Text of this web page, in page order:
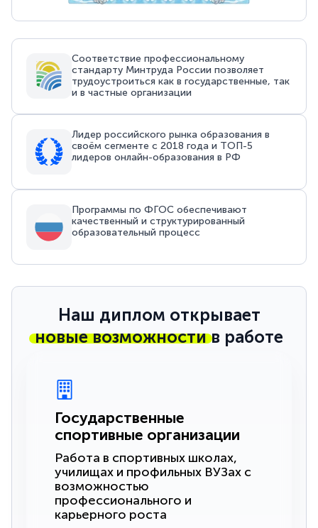
Соответствие профессиональному
стандарту Минтруда России позволяет
трудоустроиться как в государственные, так
и в частные организации
Лидер российского рынка образования в
своём сегменте с 2018 года и ТОП-5
лидеров онлайн-образования в РФ
Программы по ФГОС обеспечивают
качественный и структурированный
образовательный процесс
Наш диплом открывает
новые возможностив работе
Государственные
спортивные организации
Работа в спортивных школах,
училищах и профильных ВУЗах с
возможностью
профессионального и
карьерного роста